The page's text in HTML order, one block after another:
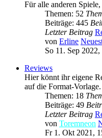
Für alle anderen
Themen: 52
Beiträge: 445
Letzter Beitrag
von Erline
So 11. Sep
Reviews
Hier könnt ihr eigene
auf die Format-Vorlage.
Themen: 18
Beiträge: 49
Letzter Beitrag
von Toremneon
Fr 1. Okt 2021,